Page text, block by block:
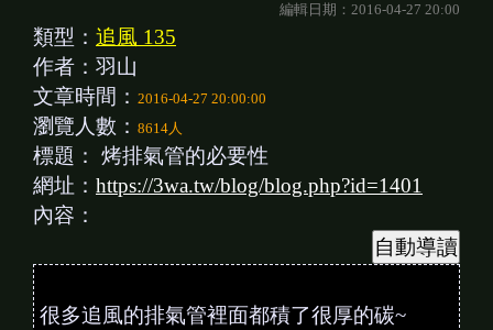
編輯日期：2016-04-27 20:00
類型： 追風 135
作者：羽山
文章時間： 2016-04-27 20:00:00
瀏覽人數： 8614人
標題： 烤排氣管的必要性
網址： https://3wa.tw/blog/blog.php?id=1401
內容：
很多追風的排氣管裡面都積了很厚的碳~